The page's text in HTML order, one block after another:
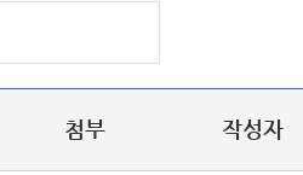
첨부 작성자